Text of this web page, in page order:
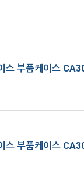
스 부품케이스
스 부품케이스